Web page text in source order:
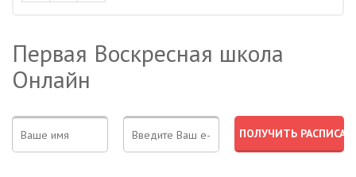
Первая Воскресная школа
Онлайн